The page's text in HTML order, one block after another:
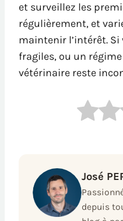
et surveillez les
régulièrement, et
maintenir l’intérêt.
fragiles, ou un
vétérinaire reste
José
depuis